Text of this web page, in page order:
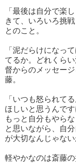
「最後は自分で楽
きて、いろいろ挑
とのこと。
「泥だらけになっ
てるか。どれくら
督からのメッセー
藤。
「いつも怒られて
ほしいと思うんで
もっと自分もやら
と思いながら、自
が大切なんじゃな
軽やかなのは斎藤